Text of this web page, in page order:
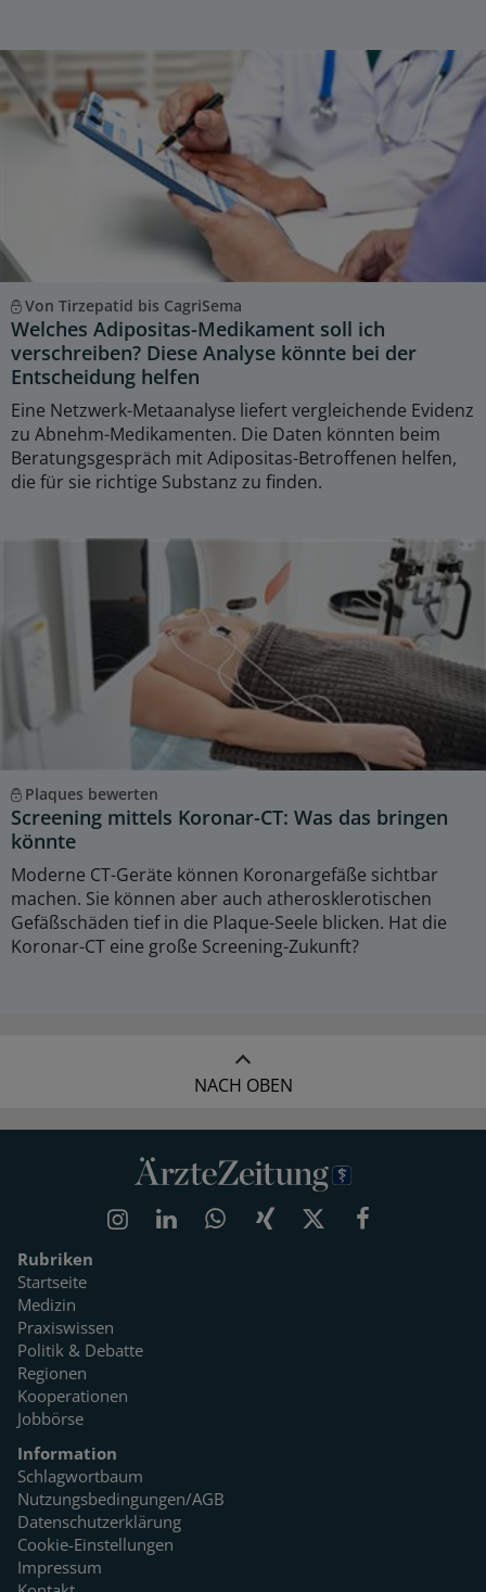
Von Tirzepatid bis CagriSema
Welches Adipositas-Medikament soll ich
verschreiben? Diese Analyse könnte bei der
Entscheidung helfen
Eine Netzwerk-Metaanalyse liefert vergleichende Evidenz
zu Abnehm-Medikamenten. Die Daten könnten beim
Beratungsgespräch mit Adipositas-Betroffenen helfen,
die für sie richtige Substanz zu finden.
Plaques bewerten
Screening mittels Koronar-CT: Was das bringen
könnte
Moderne CT-Geräte können Koronargefäße sichtbar
machen. Sie können aber auch atherosklerotischen
Gefäßschäden tief in die Plaque-Seele blicken. Hat die
Koronar-CT eine große Screening-Zukunft?
NACH OBEN
Rubriken
Startseite
Medizin
Praxiswissen
Politik & Debatte
Regionen
Kooperationen
Jobbörse
Information
Schlagwortbaum
Nutzungsbedingungen/AGB
Datenschutzerklärung
Cookie-Einstellungen
Impressum